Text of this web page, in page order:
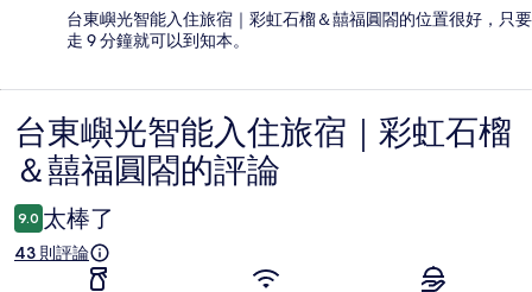
台東嶼光智能入住旅宿｜彩虹石榴＆囍福圓閤的位置很好，只要
走 9 分鐘就可以到知本。
評
論
台東嶼光智能入住旅宿｜彩虹石榴
＆囍福圓閤的評論
9.0 太棒了
43 則評論